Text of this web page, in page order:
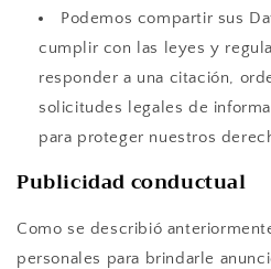
Podemos compartir sus
cumplir con las leyes y
responder a una citación,
solicitudes legales de
para proteger nuestros
Publicidad conductual
Como se describió
personales para brindarle